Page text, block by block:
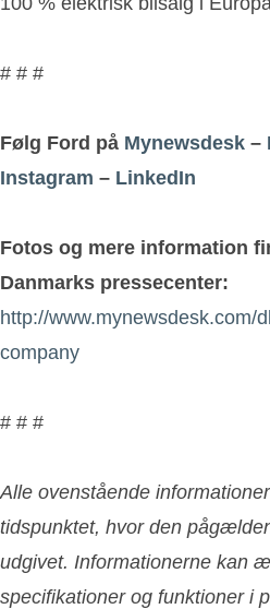
# # #
Følg Ford på Mynewsdesk –
Instagram – LinkedIn
Fotos og mere information
Danmarks pressecenter:
http://www.mynewsdesk.com/
company
# # #
Alle ovenstående
tidspunktet, hvor den
udgivet. Informationerne kan
specifikationer og funktioner i